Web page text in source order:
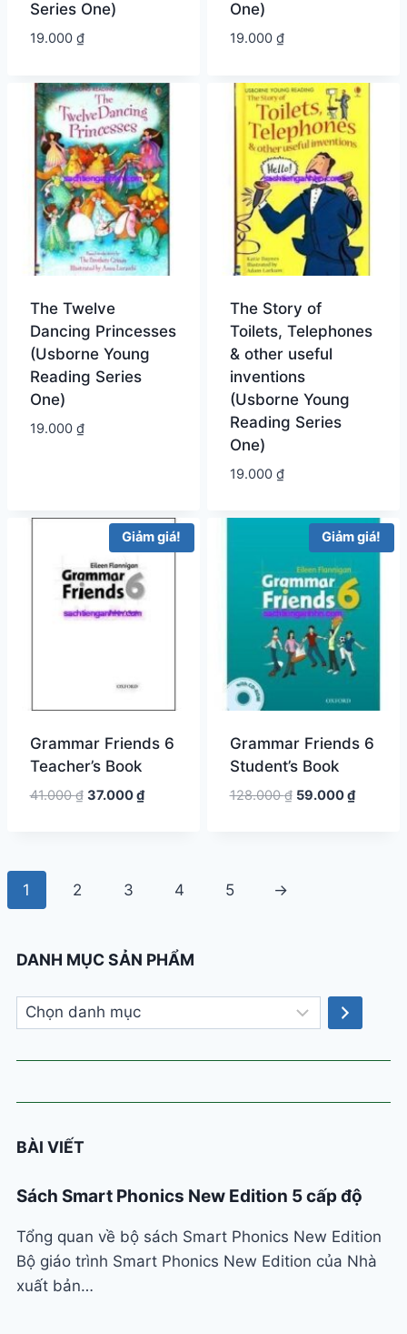
Series One)
19.000 ₫
One)
19.000 ₫
The Twelve
Dancing Princesses
(Usborne Young
Reading Series
One)
19.000 ₫
The Story of
Toilets, Telephones
& other useful
inventions
(Usborne Young
Reading Series
One)
19.000 ₫
Giảm giá!
Grammar Friends 6
Teacher’s Book
41.000₫ Giá
37.000₫Giá
Giảm giá!
Grammar Friends 6
Student’s Book
128.000₫ Giá
59.000₫Giá
1 2 3 4 5 →
DANH MỤC SẢN PHẨM
Chọn
danh
mục
BÀI VIẾT
Sách Smart Phonics New Edition 5 cấp độ
Tổng quan về bộ sách Smart Phonics New Edition
Bộ giáo trình Smart Phonics New Edition của Nhà
xuất bản…